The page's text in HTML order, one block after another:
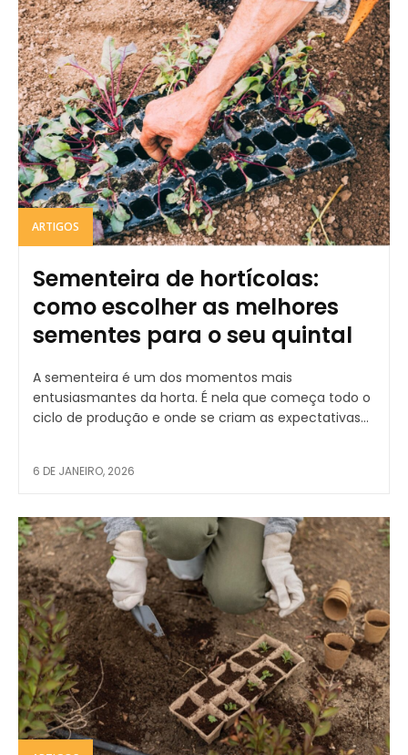
ARTIGOS
Sementeira de hortícolas:
como escolher as melhores
sementes para o seu quintal
A sementeira é um dos momentos mais
entusiasmantes da horta. É nela que começa todo o
ciclo de produção e onde se criam as expectativas...
6 DE JANEIRO, 2026